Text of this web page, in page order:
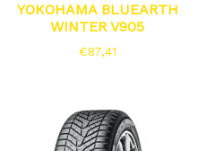
YOKOHAMA BLUEARTH
WINTER V905
€87,41